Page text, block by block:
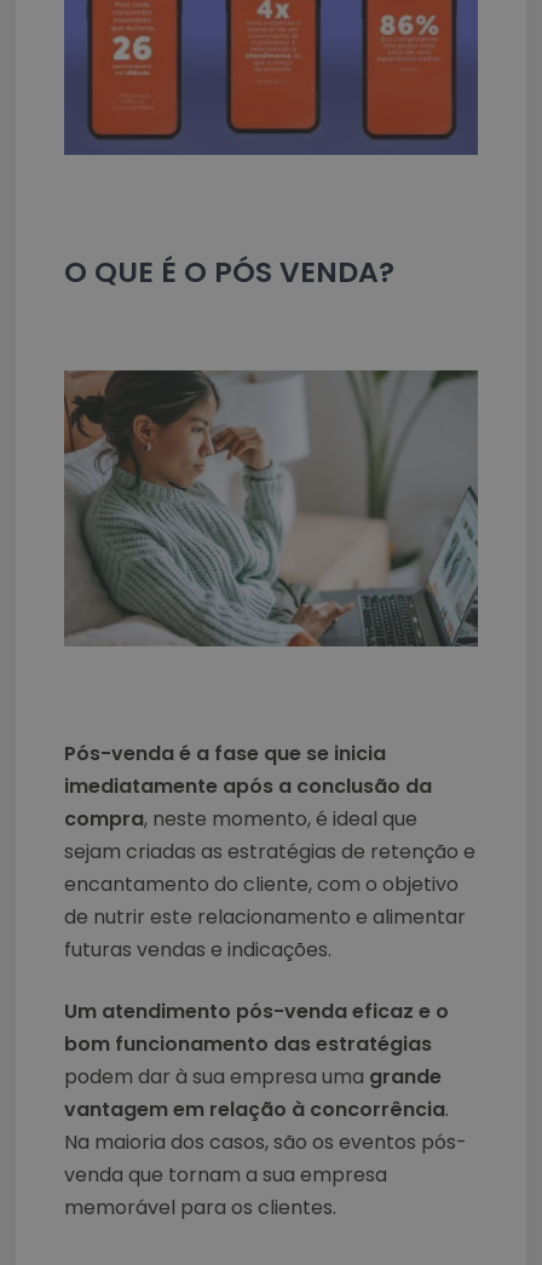
O QUE É O PÓS VENDA?
Pós-venda é a fase que se inicia
imediatamente após a conclusão da
compra, neste momento, é ideal que
sejam criadas as estratégias de retenção e
encantamento do cliente, com o objetivo
de nutrir este relacionamento e alimentar
futuras vendas e indicações.
Um atendimento pós-venda eficaz e o
bom funcionamento das estratégias
podem dar à sua empresa uma grande
vantagem em relação à concorrência.
Na maioria dos casos, são os eventos pós-
venda que tornam a sua empresa
memorável para os clientes.